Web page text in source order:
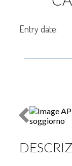
Entry date: